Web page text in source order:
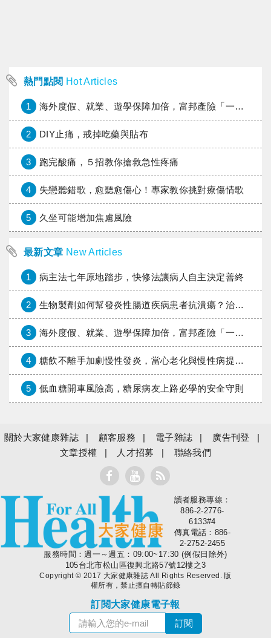
熱門點閱 Hot Articles
1 海外度假、就業、遊學保障加倍，富邦產險「一期逐夢」專案加碼遠距醫療與緊急救援
2 DIY止痛，戒掉吃藥與貼布
3 跑完酸痛，５招教你搶救急性疼痛
4 失戀聽錯歌，愈聽愈傷心！專家教你挑對療傷情歌
5 久坐可能增加焦慮風險
最新文章 New Articles
1 病主法七年原地踏步，快修法讓病人自主決定善終
2 生物製劑如何幫發炎性腸道疾病患者抗潰瘍？治療進展與健保給付困境一次看
3 海外度假、就業、遊學保障加倍，富邦產險「一期逐夢」專案加碼遠距醫療與緊急救援
4 糖飲不離手加劇慢性發炎，當心老化與慢性病提早報到
5 低血糖開車風險高，糖尿病友上路必學的安全守則
關於大家健康雜誌 顧客服務 電子雜誌
廣告刊登
文章授權
人才招募 聯絡我們
大家健康
讀者服務專線：
886-2-2776-
6133#4
傳真電話：886-
2-2752-2455
服務時間：週一～週五：09:00~17:30 (例假日除外)
105台北市松山區復興北路57號12樓之3
Copyright © 2017 大家健康雜誌 All Rights Reserved. 版
權所有，禁止擅自轉貼節錄
訂閱大家健康電子報